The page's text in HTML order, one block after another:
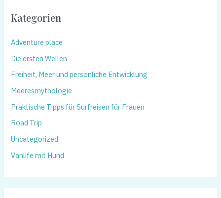
Kategorien
Adventure place
Die ersten Wellen
Freiheit, Meer und persönliche Entwicklung
Meeresmythologie
Praktische Tipps für Surfreisen für Frauen
Road Trip
Uncategorized
Vanlife mit Hund